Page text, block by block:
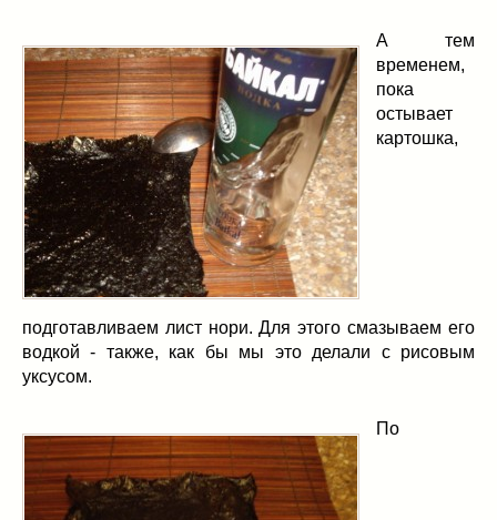
А тем
временем,
пока
остывает
картошка,
подготавливаем лист нори. Для этого смазываем его
водкой - также, как бы мы это делали с рисовым
уксусом.
По